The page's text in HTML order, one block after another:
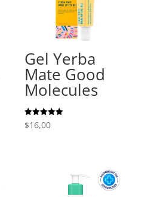
Gel Yerba
Mate Good
Molecules
Valorado
con
$16,00